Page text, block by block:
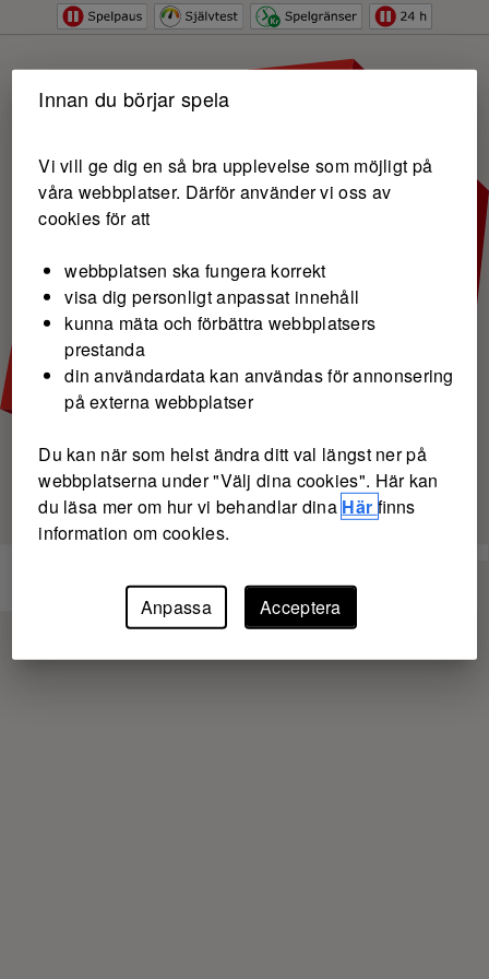
Hoppa till innehåll
Innan du börjar spela
Vi vill ge dig en så bra upplevelse som möjligt på
våra webbplatser. Därför använder vi oss av
cookies för att
webbplatsen ska fungera korrekt
visa dig personligt anpassat innehåll
kunna mäta och förbättra webbplatsers
prestanda
din användardata kan användas för annonsering
på externa webbplatser
Du kan när som helst ändra ditt val längst ner på
webbplatserna under "Välj dina cookies". Här kan
du läsa mer om hur vi behandlar dina Här finns
information om cookies.
Anpassa Acceptera